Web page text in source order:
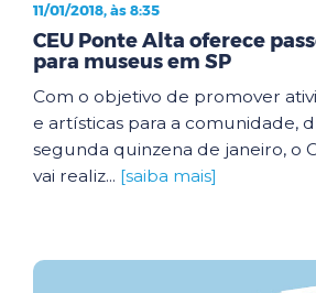
11/01/2018, às 8:35
CEU Ponte Alta oferece
para museus em SP
Com o objetivo de promover
e artísticas para a comunidade,
segunda quinzena de janeiro, o
vai realiz... [saiba mais]